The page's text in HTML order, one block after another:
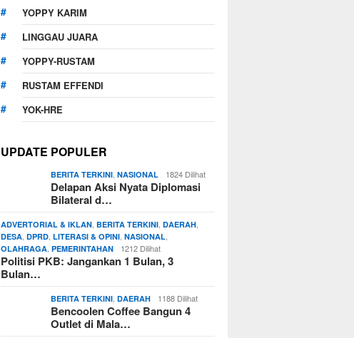
YOPPY KARIM
LINGGAU JUARA
YOPPY-RUSTAM
RUSTAM EFFENDI
YOK-HRE
UPDATE POPULER
BERITA TERKINI,NASIONAL 1824 Dilihat
Delapan Aksi Nyata Diplomasi
Bilateral d…
ADVERTORIAL & IKLAN,BERITA TERKINI,DAERAH,
DESA,DPRD,LITERASI & OPINI,NASIONAL,
OLAHRAGA,PEMERINTAHAN 1212 Dilihat
Politisi PKB: Jangankan 1 Bulan, 3
Bulan…
BERITA TERKINI,DAERAH 1188 Dilihat
Bencoolen Coffee Bangun 4
Outlet di Mala…